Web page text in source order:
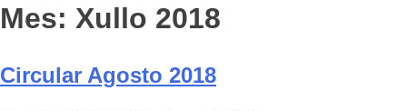
Mes: Xullo 2018
Circular Agosto 2018